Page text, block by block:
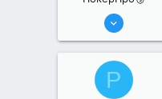
17 Авг 2022
2
P